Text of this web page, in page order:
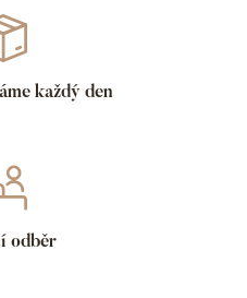
každý den
odběr